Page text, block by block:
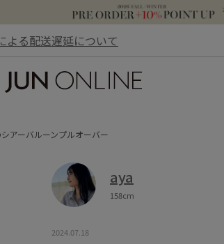
よる配送遅延について
アーバルーンプルオーバー
aya
158cm
2024.07.18